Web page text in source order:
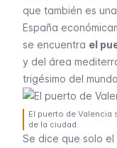
que también es
España
se encuentra el
y del área
trigésimo del
El puerto de
de la ciudad.
Se dice que solo